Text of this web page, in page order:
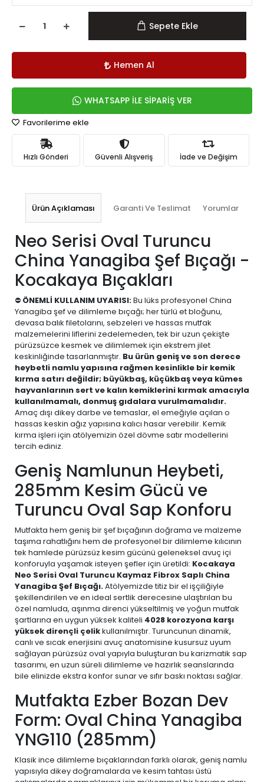
Sepete Ekle
Hemen Al
WHATSAPP İLE SİPARİŞ VER
Favorilerime ekle
Hızlı Gönderi Güvenli Alışveriş İade ve Değişim
Ürün Açıklaması Garanti Ve Teslimat Yorumlar
Neo Serisi Oval Turuncu
China Yanagiba Şef Bıçağı -
Kocakaya Bıçakları
⛔ ÖNEMLİ KULLANIM UYARISI:Bu lüks profesyonel China
Yanagiba şef ve dilimleme bıçağı; her türlü et bloğunu,
devasa balık filetolarını, sebzeleri ve hassas mutfak
malzemelerini liflerini zedelemeden, tek bir uzun çekişte
pürüzsüzce kesmek ve dilimlemek için ekstrem jilet
keskinliğinde tasarlanmıştır. Bu ürün geniş ve son derece
heybetli namlu yapısına rağmen kesinlikle bir kemik
kırma satırı değildir; büyükbaş, küçükbaş veya kümes
hayvanlarının sert ve kalın kemiklerini kırmak amacıyla
kullanılmamalı, donmuş gıdalara vurulmamalıdır.
Amaç dışı dikey darbe ve temaslar, el emeğiyle açılan o
hassas keskin ağız yapısına kalıcı hasar verebilir. Kemik
kırma işleri için atölyemizin özel dövme satır modellerini
tercih ediniz.
Geniş Namlunun Heybeti,
285mm Kesim Gücü ve
Turuncu Oval Sap Konforu
Mutfakta hem geniş bir şef bıçağının doğrama ve malzeme
taşıma rahatlığını hem de profesyonel bir dilimleme kılıcının
tek hamlede pürüzsüz kesim gücünü geleneksel avuç içi
konforuyla yaşamak isteyen şefler için üretildi: Kocakaya
Neo Serisi Oval Turuncu Kaymaz Fibrox Saplı China
Yanagiba Şef Bıçağı.Atölyemizde titiz bir el işçiliğiyle
şekillendirilen ve en ideal sertlik derecesine ulaştırılan bu
özel namluda, aşınma direnci yükseltilmiş ve yoğun mutfak
şartlarına en uygun yüksek kaliteli 4028 korozyona karşı
yüksek dirençli çelikkullanılmıştır. Turuncunun dinamik,
canlı ve sıcak enerjisini avuç anatomisine kusursuz uyum
sağlayan pürüzsüz oval yapıyla buluşturan bu karizmatik sap
tasarımı, en uzun süreli dilimleme ve hazırlık seanslarında
bile elinizde ekstra konfor sunar ve sıfır baskı noktası sağlar.
Mutfakta Ezber Bozan Dev
Form: Oval China Yanagiba
YNG110 (285mm)
Klasik ince dilimleme bıçaklarından farklı olarak, geniş namlu
yapısıyla dikey doğramalarda ve kesim tahtası üstü